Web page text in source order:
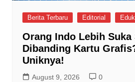
Berita Terbaru Editorial
Orang Indo Lebih Suka
Dibanding Kartu
Uniknya!
August 9, 2026 0